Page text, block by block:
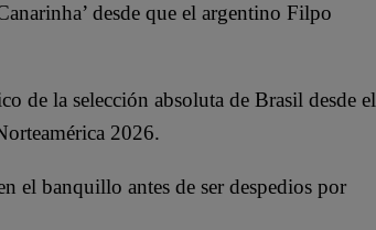
desde que el argentino Filpo
de la selección absoluta de Brasil desde el
2026.
el banquillo antes de ser despedios por